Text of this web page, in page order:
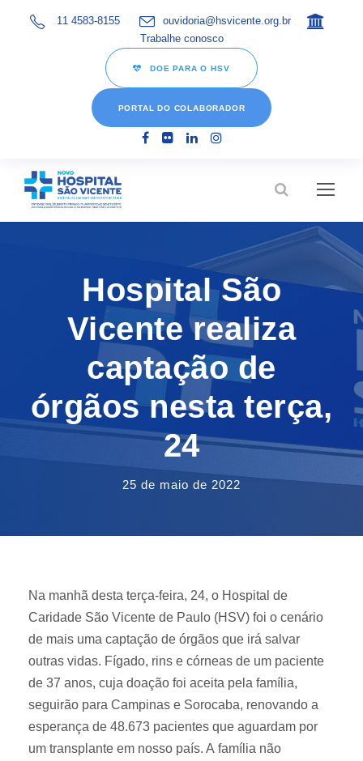
11 4583-8155
ouvidoria@hsvicente.org.br
Trabalhe conosco
DOE PARA O HSV
PORTAL DO COLABORADOR
Hospital São
Vicente realiza
captação de
órgãos nesta terça,
24
25 de maio de 2022
Na manhã desta terça-feira, 24, o Hospital de
Caridade São Vicente de Paulo (HSV) foi o cenário
de mais uma captação de órgãos que irá salvar
outras vidas. Fígado, rins e córneas de um paciente
de 37 anos, cuja doação foi aceita pela família,
seguirão para Campinas e Sorocaba, renovando a
esperança de 48.673 pacientes que aguardam por
um transplante em nosso país. A família não